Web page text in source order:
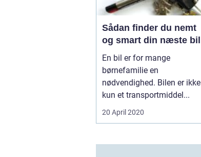
Sådan finder du nemt
og smart din næste bil
En bil er for mange
børnefamilie en
nødvendighed. Bilen er ikke
kun et transportmiddel...
20 April 2020